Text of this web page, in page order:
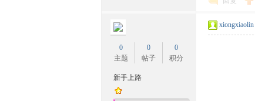
0
主题
0
帖子
0
积分
新手上路
xiongxiaolin